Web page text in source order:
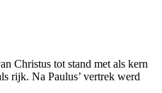
Christus tot stand met als kern
rijk. Na Paulus’ vertrek werd